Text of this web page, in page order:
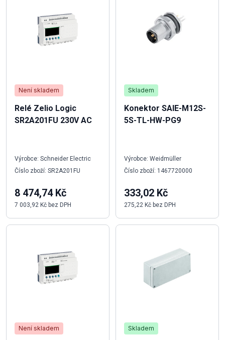
Není skladem
Relé Zelio Logic
SR2A201FU 230V AC
Výrobce: Schneider Electric
Číslo zboží: SR2A201FU
8 474,74 Kč
7 003,92 Kč bez DPH
Není skladem
Skladem
Konektor SAIE-M12S-
5S-TL-HW-PG9
Výrobce: Weidmüller
Číslo zboží: 1467720000
333,02 Kč
275,22 Kč bez DPH
Skladem